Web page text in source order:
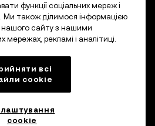
функції соціальних мереж і
Ми також ділимося інформацією
сайту з нашими
мережах, рекламі і аналітиці.
всі
сookie
cookie